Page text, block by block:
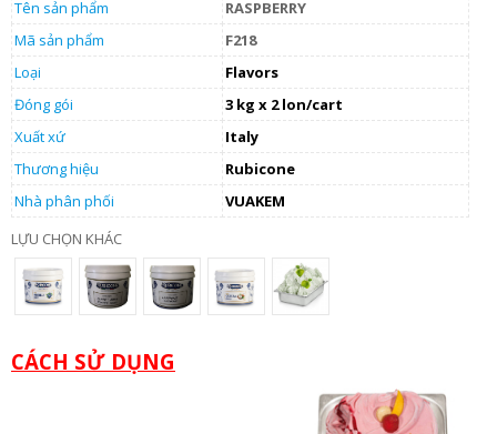
Tên sản phẩm
RASPBERRY
Mã sản phẩm
F218
Loại
Flavors
Đóng gói
3 kg x 2 lon/cart
Xuất xứ
Italy
Thương hiệu
Rubicone
Nhà phân phối
VUAKEM
LỰU CHỌN KHÁC
CÁCH SỬ DỤNG